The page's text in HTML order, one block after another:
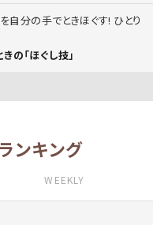
自分の手でときほぐす! ひとり
の「ほぐし技」
ンキング
WEEKLY